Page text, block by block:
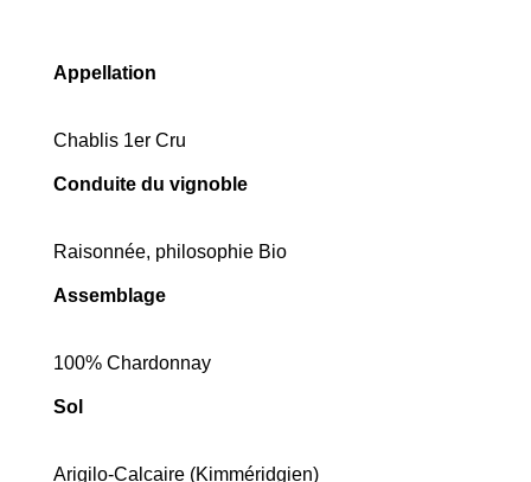
Appellation
Chablis 1er Cru
Conduite du vignoble
Raisonnée, philosophie Bio
Assemblage
100% Chardonnay
Sol
Arigilo-Calcaire (Kimméridgien)